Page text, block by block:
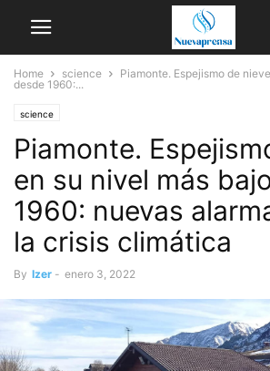
Home science
Piamonte. Espejismo de
desde 1960:...
science
Piamonte.
en su nivel más
1960: nuevas
la crisis climática
By Izer - enero 3, 2022